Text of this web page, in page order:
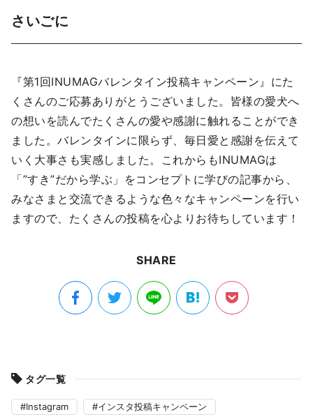
さいごに
『第1回INUMAGバレンタイン投稿キャンペーン』にた
くさんのご応募ありがとうございました。皆様の愛犬へ
の想いを読んでたくさんの愛や感謝に触れることができ
ました。バレンタインに限らず、毎日愛と感謝を伝えて
いく大事さも実感しました。これからもINUMAGは
「”すき”だから学ぶ」をコンセプトに学びの記事から、
みなさまと交流できるような色々なキャンペーンを行い
ますので、たくさんの投稿を心よりお待ちしています！
SHARE
タグ一覧
Instagram インスタ投稿キャンペーン